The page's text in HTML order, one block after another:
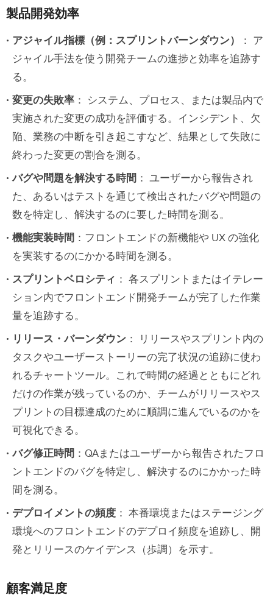
製品開発効率
アジャイル指標（例：スプリントバーンダウン）
： ア
ジャイル手法を使う開発チームの進捗と効率を追跡す
る。
変更の失敗率 ： システム、プロセス、または製品内で
実施された変更の成功を評価する。インシデント、欠
陥、業務の中断を引き起こすなど、結果として失敗に
終わった変更の割合を測る。
バグや問題を解決する時間 ： ユーザーから報告され
た、あるいはテストを通じて検出されたバグや問題の
数を特定し、解決するのに要した時間を測る。
機能実装時間 ：フロントエンドの新機能や UX の強化
を実装するのにかかる時間を測る。
スプリントベロシティ ： 各スプリントまたはイテレー
ション内でフロントエンド開発チームが完了した作業
量を追跡する。
リリース・バーンダウン ： リリースやスプリント内の
タスクやユーザーストーリーの完了状況の追跡に使わ
れるチャートツール。これで時間の経過とともにどれ
だけの作業が残っているのか、チームがリリースやス
プリントの目標達成のために順調に進んでいるのかを
可視化できる。
バグ修正時間 ：QAまたはユーザーから報告されたフロ
ントエンドのバグを特定し、解決するのにかかった時
間を測る。
デプロイメントの頻度 ： 本番環境またはステージング
環境へのフロントエンドのデプロイ頻度を追跡し、開
発とリリースのケイデンス（歩調）を示す。
顧客満足度